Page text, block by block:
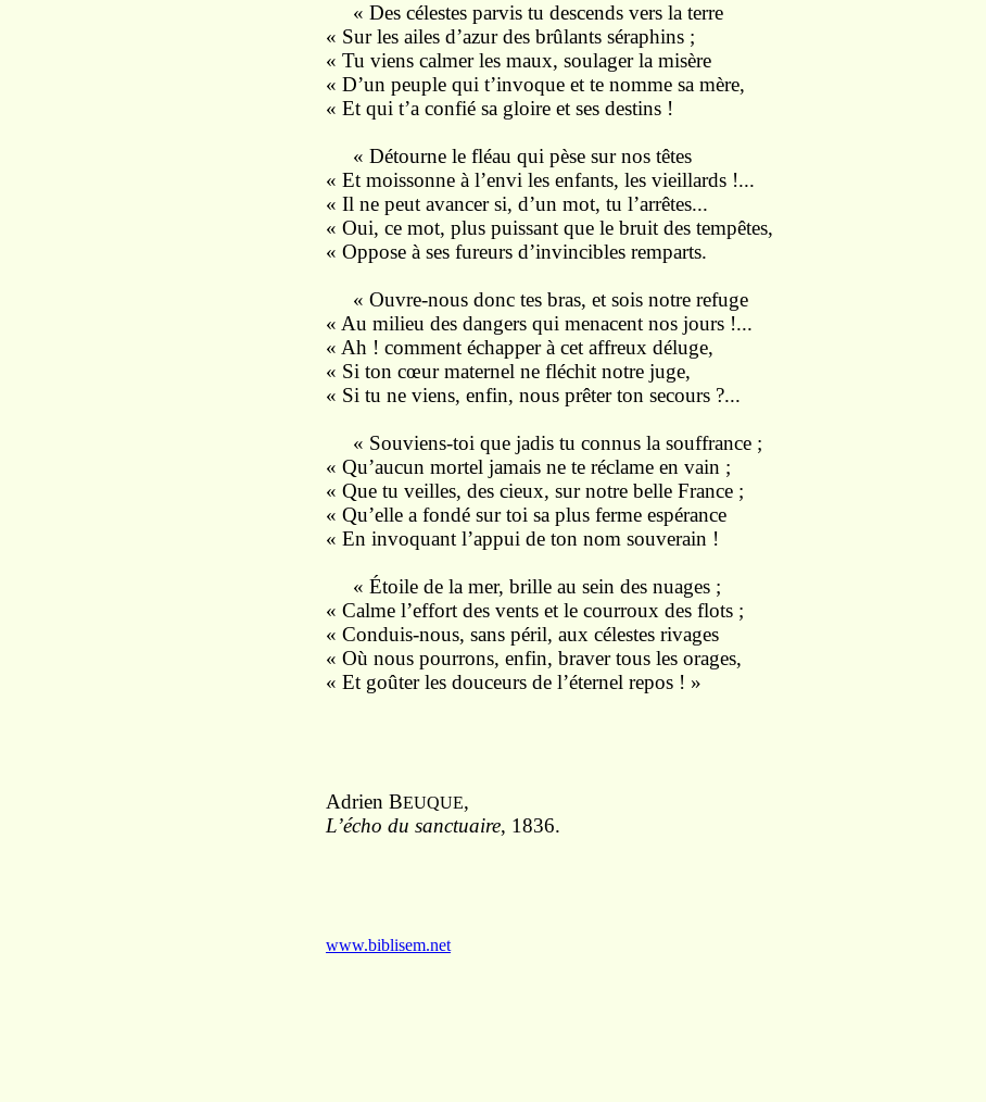
« Des célestes parvis tu descends vers la terre
« Sur les ailes d’azur des brûlants séraphins ;
« Tu viens calmer les maux, soulager la misère
« D’un peuple qui t’invoque et te nomme sa mère,
« Et qui t’a confié sa gloire et ses destins !
« Détourne le fléau qui pèse sur nos têtes
« Et moissonne à l’envi les enfants, les vieillards !...
« Il ne peut avancer si, d’un mot, tu l’arrêtes...
« Oui, ce mot, plus puissant que le bruit des tempêtes,
« Oppose à ses fureurs d’invincibles remparts.
« Ouvre-nous donc tes bras, et sois notre refuge
« Au milieu des dangers qui menacent nos jours !...
« Ah ! comment échapper à cet affreux déluge,
« Si ton cœur maternel ne fléchit notre juge,
« Si tu ne viens, enfin, nous prêter ton secours ?...
« Souviens-toi que jadis tu connus la souffrance ;
« Qu’aucun mortel jamais ne te réclame en vain ;
« Que tu veilles, des cieux, sur notre belle France ;
« Qu’elle a fondé sur toi sa plus ferme espérance
« En invoquant l’appui de ton nom souverain !
« Étoile de la mer, brille au sein des nuages ;
« Calme l’effort des vents et le courroux des flots ;
« Conduis-nous, sans péril, aux célestes rivages
« Où nous pourrons, enfin, braver tous les orages,
« Et goûter les douceurs de l’éternel repos ! »
Adrien BEUQUE,
L’écho du sanctuaire, 1836.
www.biblisem.net